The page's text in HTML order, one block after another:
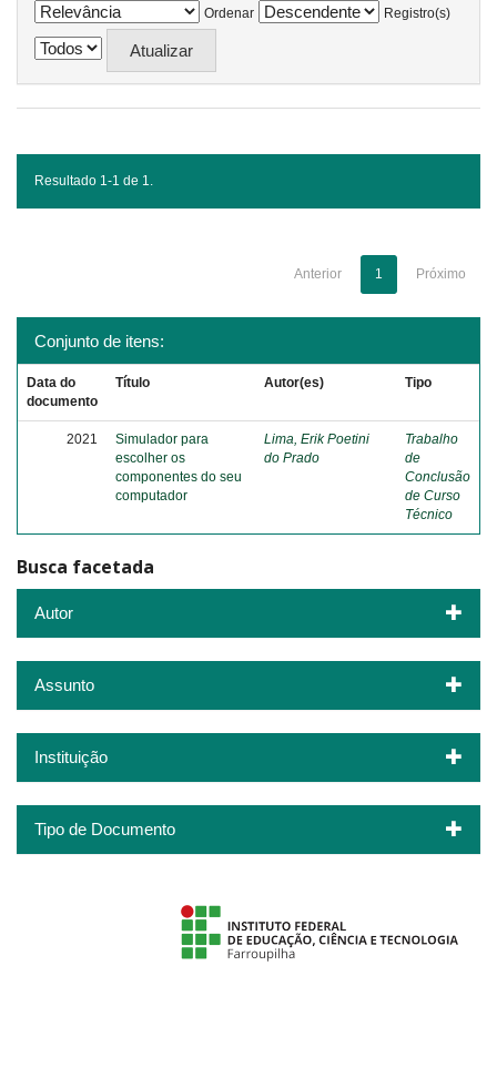
Ordenar
Registro(s)
Resultado 1-1 de 1.
Anterior 1 Próximo
Conjunto de itens:
Data do
documento
Título Autor(es) Tipo
2021
Simulador para
escolher os
componentes do seu
computador
Lima, Erik Poetini
do Prado
Trabalho
de
Conclusão
de Curso
Técnico
Busca facetada
Autor
Assunto
Instituição
Tipo de Documento